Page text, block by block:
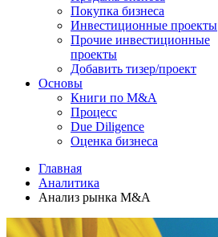
Покупка бизнеса
Инвестиционные проекты
Прочие инвестиционные
проекты
Добавить тизер/проект
Основы
Книги по M&A
Процесс
Due Diligence
Оценка бизнеса
Главная
Аналитика
Анализ рынка M&A